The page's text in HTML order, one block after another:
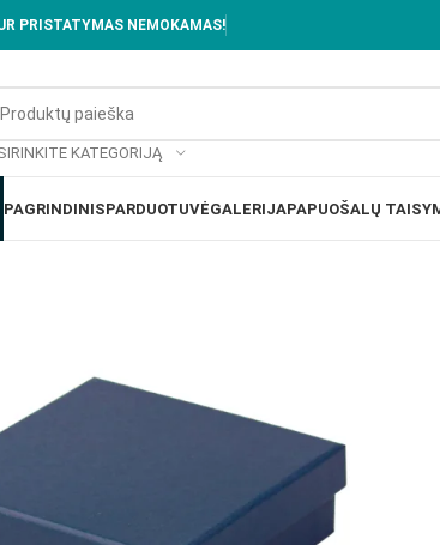
PRISTATYMAS NEMOKAMAS!
KATEGORIJĄ
PAGRINDINISPARDUOTUVĖGALERIJAPAPUOŠALŲ